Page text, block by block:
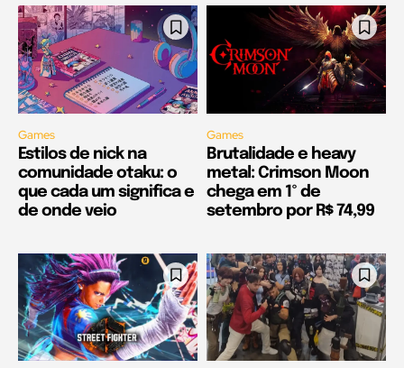
Games
Estilos de nick na
comunidade otaku: o
que cada um significa e
de onde veio
Games
Brutalidade e heavy
metal: Crimson Moon
chega em 1º de
setembro por R$ 74,99